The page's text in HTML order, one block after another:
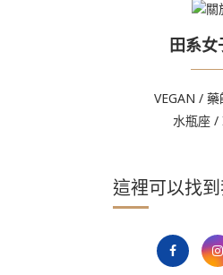
田系
VEGAN /
水瓶座 /
這裡可以找